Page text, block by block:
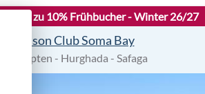
Bis zu 10% Frühbucher - Winter 26/27
Robinson Club Soma Bay
Ägypten - Hurghada - Safaga